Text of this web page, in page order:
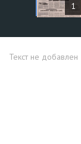
1
Текст не добавлен